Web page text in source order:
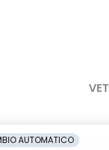
vigilanza del
AUTOMATICO